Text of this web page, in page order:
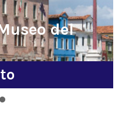
per scoprire